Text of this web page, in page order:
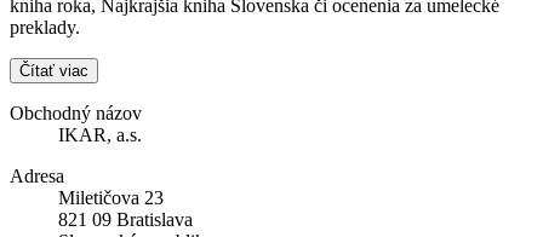
kniha roka, Najkrajšia kniha Slovenska či ocenenia za umelecké
preklady.
Čítať viac
Obchodný názov
IKAR, a.s.
Adresa
Miletičova 23
821 09 Bratislava